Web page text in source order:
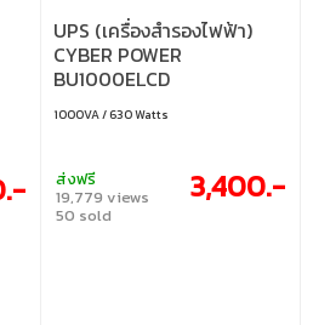
UPS (เครื่องสำรองไฟฟ้า)
CYBER POWER
BU1000ELCD
1000VA/630WATT WITH
LCD (BLACK)
1000VA / 630 Watts
ส่งฟรี
19,779 views
50 sold
3,400.-